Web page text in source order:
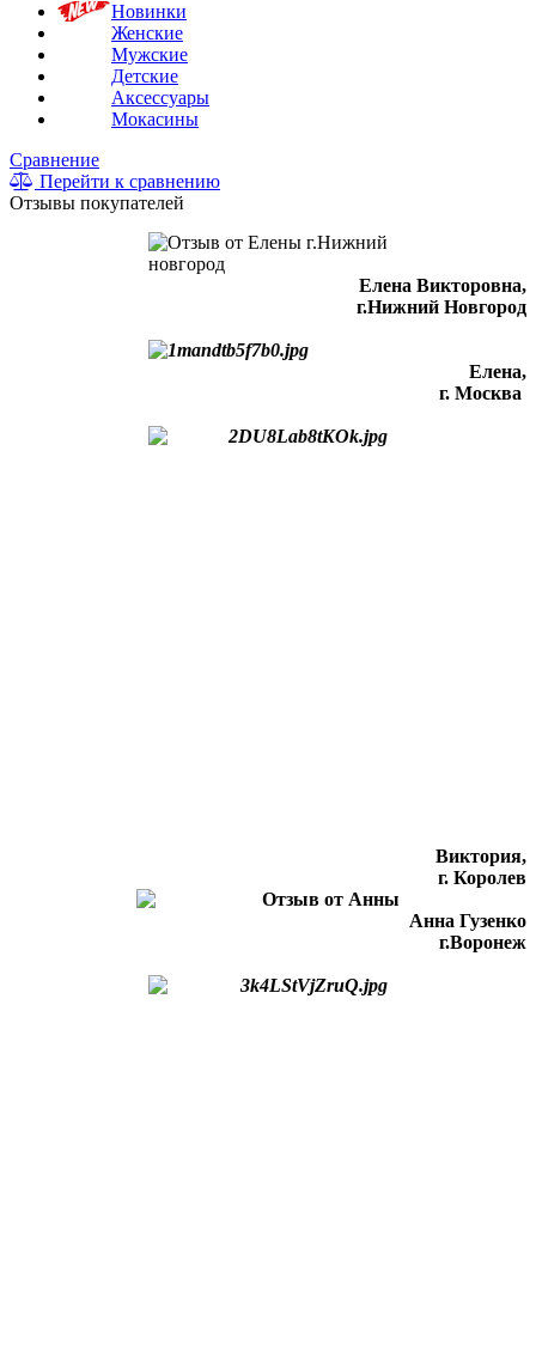
Новинки
Женские
Мужские
Детские
Аксессуары
Мокасины
Сравнение
Перейти к сравнению
Отзывы покупателей
Елена Викторовна,
г.Нижний Новгород
Елена,
г. Москва
Виктория,
г. Королев
Анна Гузенко
г.Воронеж